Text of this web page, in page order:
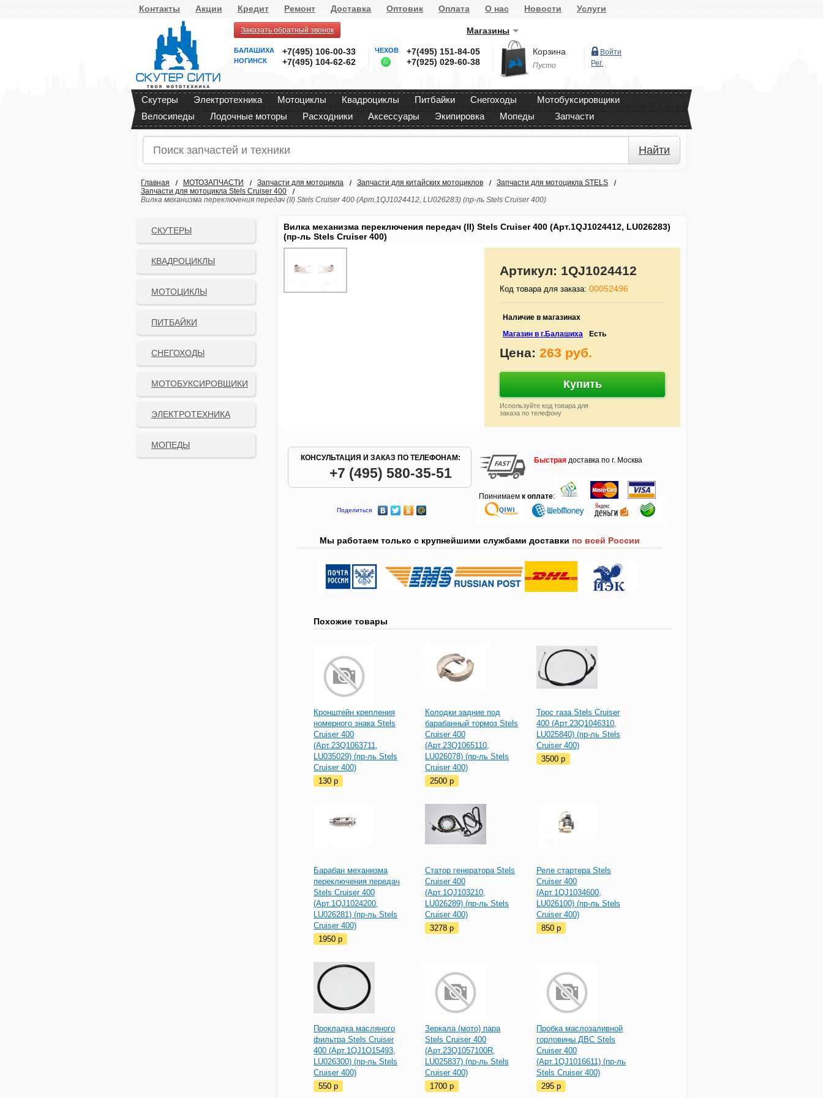
Контакты Акции Кредит Ремонт Доставка Оптовик Оплата О нас Новости Услуги
Заказать обратный звонок Магазины
БАЛАШИХА +7(495) 106-00-33
НОГИНСК +7(495) 104-62-62
ЧЕХОВ
+7(495) 151-84-05
+7(925) 029-60-38
Корзина
Пусто
Войти
Рег.
Скутеры Электротехника Мотоциклы Квадроциклы Питбайки Снегоходы
Мотобуксировщики
Велосипеды
Лодочные моторы Расходники Аксессуары Экипировка Мопеды Запчасти
Найти
Главная МОТОЗАПЧАСТИ Запчасти для мотоцикла Запчасти для китайских мотоциклов
Запчасти для мотоцикла STELS
Запчасти для мотоцикла Stels Cruiser 400
Вилка механизма переключения передач (II) Stels Cruiser 400 (Арт.1QJ1024412, LU026283) (пр-ль Stels Cruiser 400)
СКУТЕРЫ
КВАДРОЦИКЛЫ
МОТОЦИКЛЫ
ПИТБАЙКИ
СНЕГОХОДЫ
МОТОБУКСИРОВЩИКИ
ЭЛЕКТРОТЕХНИКА
МОПЕДЫ
Вилка механизма переключения передач (II) Stels Cruiser 400 (Арт.1QJ1024412, LU026283)
(пр-ль Stels Cruiser 400)
Артикул: 1QJ1024412
Код товара для заказа: 00052496
Наличие в магазинах
Магазин в г.Балашиха
Есть
Цена: 263 руб.
Купить
Используйте код товара для
заказа по телефону
КОНСУЛЬТАЦИЯ И ЗАКАЗ ПО ТЕЛЕФОНАМ:
+7 (495) 580-35-51
Поделиться
Быстрая доставка по г. Москва
Принимаем к оплате:
Мы работаем только с крупнейшими службами доставки по всей России
Похожие товары
Кронштейн крепления
номерного знака Stels
Cruiser 400
(Арт.23Q1063711,
LU035029) (пр-ль Stels
Cruiser 400)
130 p
Колодки задние под
барабанный тормоз Stels
Cruiser 400
(Арт.23Q1065110,
LU026078) (пр-ль Stels
Cruiser 400)
2500 p
Трос газа Stels Cruiser
400 (Арт.23Q1046310,
LU025840) (пр-ль Stels
Cruiser 400)
3500 p
Барабан механизма
переключения передач
Stels Cruiser 400
(Арт.1QJ1024200,
LU026281) (пр-ль Stels
Cruiser 400)
1950 p
Статор генератора Stels
Cruiser 400
(Арт.1QJ103210,
LU026289) (пр-ль Stels
Cruiser 400)
3278 p
Реле стартера Stels
Cruiser 400
(Арт.1QJ1034600,
LU026100) (пр-ль Stels
Cruiser 400)
850 p
Прокладка масляного
фильтра Stels Cruiser
400 (Арт.1QJ1O15493,
LU026300) (пр-ль Stels
Cruiser 400)
550 p
Зеркала (мото) пара
Stels Cruiser 400
(Арт.23Q1057100R,
LU025837) (пр-ль Stels
Cruiser 400)
1700 p
Пробка маслозаливной
горловины ДВС Stels
Cruiser 400
(Арт.1QJ1016611) (пр-ль
Stels Cruiser 400)
295 p